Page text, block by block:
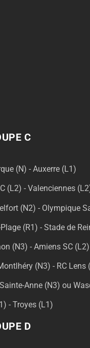
C
(N) - Auxerre (L1)
(L2) - Valenciennes
(N2) - Olympique
(R1) - Stade de
(N3) - Amiens SC (L2)
(N3) - RC Lens
Anne (N3) ou
- Troyes (L1)
D